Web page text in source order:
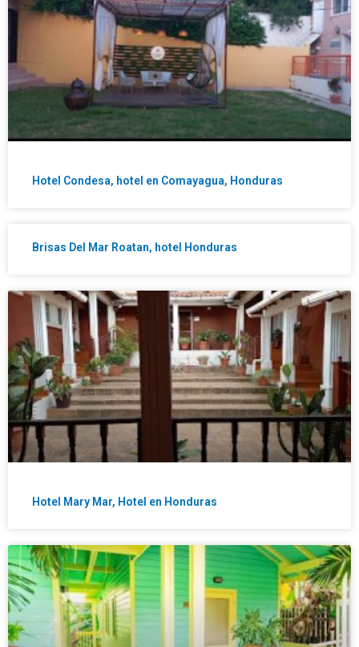
Hotel Condesa, hotel en Comayagua, Honduras
Brisas Del Mar Roatan, hotel Honduras
Hotel Mary Mar, Hotel en Honduras